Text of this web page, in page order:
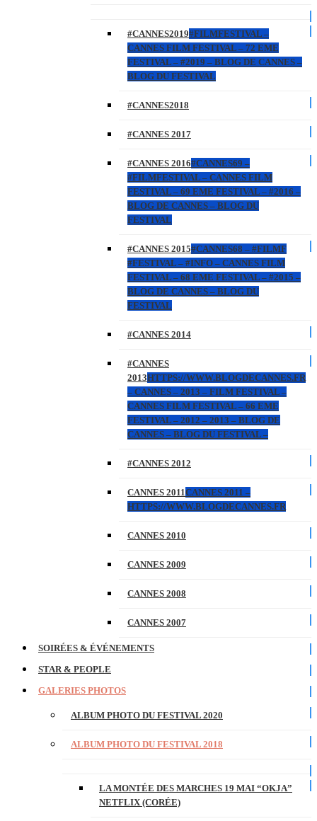
#CANNES2019#FILMFESTIVAL –
CANNES FILM FESTIVAL – 72 EME
FESTIVAL – #2019 – BLOG DE CANNES –
BLOG DU FESTIVAL
#CANNES2018
#CANNES 2017
#CANNES 2016#CANNES69 –
#FILMFESTIVAL – CANNES FILM
FESTIVAL – 69 EME FESTIVAL – #2016 –
BLOG DE CANNES – BLOG DU
FESTIVAL
#CANNES 2015#CANNES68 – #FILMF
#FESTIVAL – #INFO – CANNES FILM
FESTIVAL – 68 EME FESTIVAL – #2015 –
BLOG DE CANNES – BLOG DU
FESTIVAL
#CANNES 2014
#CANNES
2013HTTPS://WWW.BLOGDECANNES.FR
– CANNES – 2013 – FILM FESTIVAL –
CANNES FILM FESTIVAL – 66 EME
FESTIVAL – 2012 – 2013 – BLOG DE
CANNES – BLOG DU FESTIVAL –
#CANNES 2012
CANNES 2011CANNES 2011 –
HTTPS://WWW.BLOGDECANNES.FR
CANNES 2010
CANNES 2009
CANNES 2008
CANNES 2007
SOIRÉES & ÉVÉNEMENTS
STAR & PEOPLE
GALERIES PHOTOS
ALBUM PHOTO DU FESTIVAL 2020
ALBUM PHOTO DU FESTIVAL 2018
LA MONTÉE DES MARCHES 19 MAI “OKJA”
NETFLIX (CORÉE)